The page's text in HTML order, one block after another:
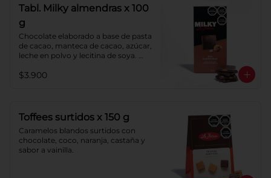
Tabl. Milky almendras x 100
g
Chocolate elaborado a base de pasta
de cacao, manteca de cacao, azúcar,
leche en polvo y lecitina de soya.
cacao: 40%.
$3.900
Toffees surtidos x 150 g
Caramelos blandos surtidos con
chocolate, coco, naranja, castaña y
sabor a vainilla.